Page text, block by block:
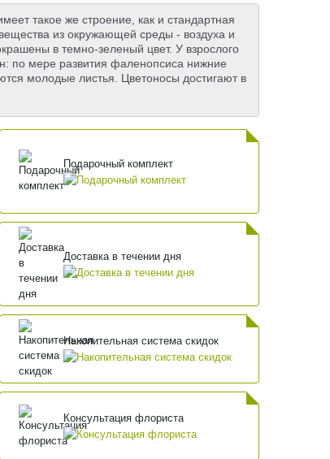
такое же строение, как и стандартная
из окружающей среды - воздуха и
в темно-зеленый цвет. У взрослого
по мере развития фаленопсиса нижние
молодые листья. Цветоносы достигают в
Подарочный комплект
Доставка в течении дня
Накопительная система скидок
Консультация флориста